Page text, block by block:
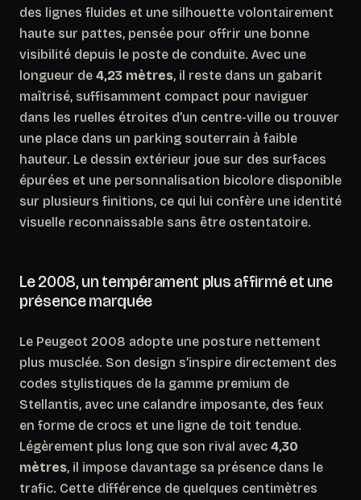
des lignes fluides et une silhouette volontairement
haute sur pattes, pensée pour offrir une bonne
visibilité depuis le poste de conduite. Avec une
longueur de 4,23 mètres, il reste dans un gabarit
maîtrisé, suffisamment compact pour naviguer
dans les ruelles étroites d’un centre-ville ou trouver
une place dans un parking souterrain à faible
hauteur. Le dessin extérieur joue sur des surfaces
épurées et une personnalisation bicolore disponible
sur plusieurs finitions, ce qui lui confère une identité
visuelle reconnaissable sans être ostentatoire.
Le 2008, un tempérament plus affirmé et une
présence marquée
Le Peugeot 2008 adopte une posture nettement
plus musclée. Son design s’inspire directement des
codes stylistiques de la gamme premium de
Stellantis, avec une calandre imposante, des feux
en forme de crocs et une ligne de toit tendue.
Légèrement plus long que son rival avec 4,30
mètres, il impose davantage sa présence dans le
trafic. Cette différence de quelques centimètres